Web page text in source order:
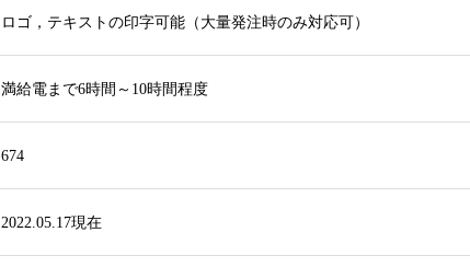
ロゴ，テキストの印字可能（大量発注時のみ対応可）
満給電まで6時間～10時間程度
674
2022.05.17現在